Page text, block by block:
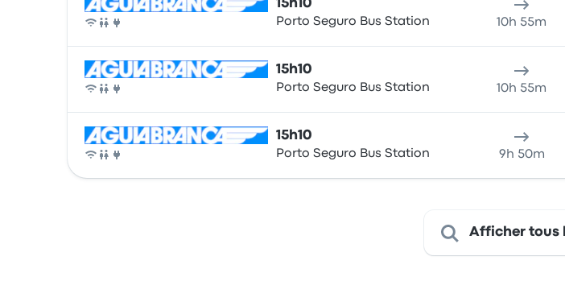
15h10
Porto Seguro Bus Station 10h 55m
Bus
15h10
Porto Seguro Bus Station 10h 55m
Bus
15h10
Porto Seguro Bus Station 9h 50m
Afficher tous